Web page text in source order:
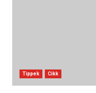
Tippek Cikk